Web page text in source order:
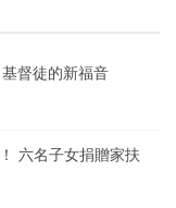
督徒的新福音
六名子女捐贈家扶